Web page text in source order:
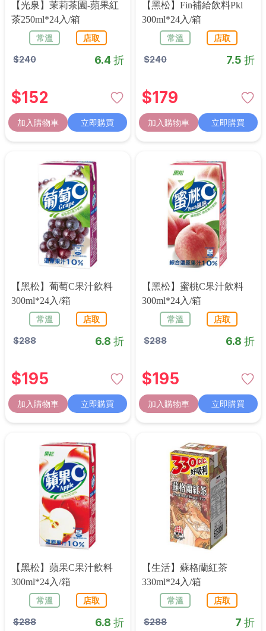
【光泉】茉莉茶園-蘋果紅
茶250ml*24入/箱
常溫
店取
$240 6.4 折
$152
加入購物車 立即購買
【黑松】Fin補給飲料pkl
300ml*24入/箱
常溫
店取
$240 7.5 折
$179
加入購物車 立即購買
【黑松】葡萄C果汁飲料
300ml*24入/箱
常溫
店取
$288 6.8 折
$195
加入購物車 立即購買
【黑松】蜜桃C果汁飲料
300ml*24入/箱
常溫
店取
$288 6.8 折
$195
加入購物車 立即購買
【黑松】蘋果C果汁飲料
300ml*24入/箱
常溫
店取
$288 6.8 折
【生活】蘇格蘭紅茶
330ml*24入/箱
常溫
店取
$288 7 折